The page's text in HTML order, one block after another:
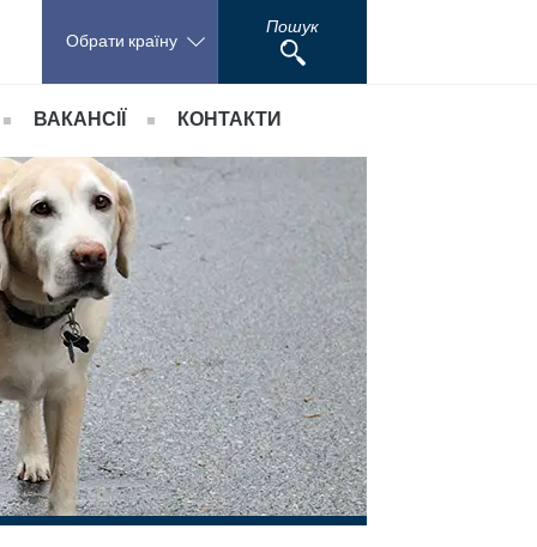
Обрати країну
Portugal
Romania
Russia
South Africa
Spain
Пошук
журнали
ВАКАНСІЇ
Our job offer
Зворотний зв'язок
КОНТАКТИ